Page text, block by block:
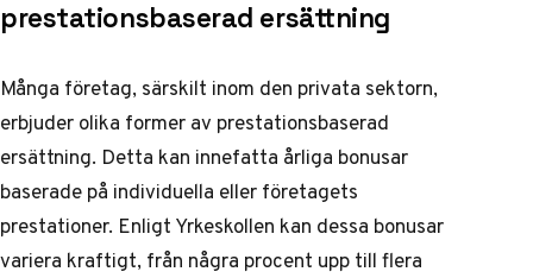
prestationsbaserad ersättning
Många företag, särskilt inom den privata sektorn,
erbjuder olika former av prestationsbaserad
ersättning. Detta kan innefatta årliga bonusar
baserade på individuella eller företagets
prestationer. EnligtYrkeskollen kan dessa bonusar
variera kraftigt, från några procent upp till flera